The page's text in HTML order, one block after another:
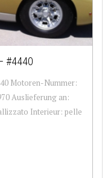
#4440
Motoren-Nummer:
Auslieferung an:
Interieur: pelle